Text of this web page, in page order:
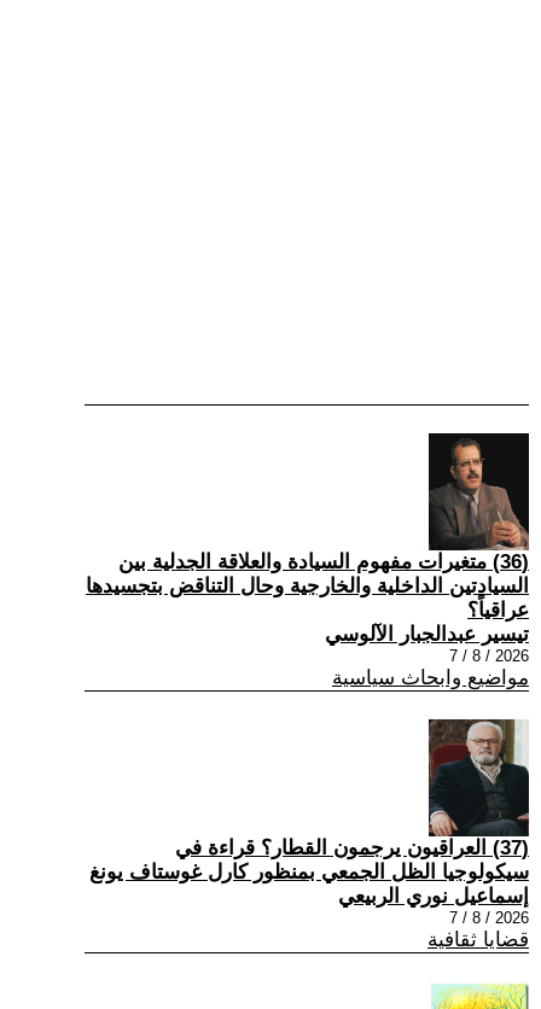
(36) متغيرات مفهوم السيادة والعلاقة الجدلية بين
السيادتين الداخلية والخارجية وحال التناقض بتجسيدها
عراقياً؟
تيسير عبدالجبار الآلوسي
2026 / 8 / 7
مواضيع وابحاث سياسية
(37) العراقيون يرجمون القطار؟ قراءة في
سيكولوجيا الظل الجمعي بمنظور كارل غوستاف يونغ
إسماعيل نوري الربيعي
2026 / 8 / 7
قضايا ثقافية